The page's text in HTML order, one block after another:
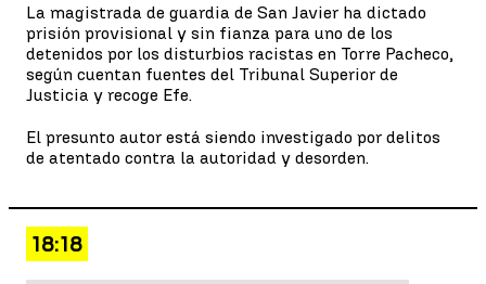
La magistrada de guardia de San Javier ha dictado
prisión provisional y sin fianza para uno de los
detenidos por los disturbios racistas en Torre Pacheco,
según cuentan fuentes del Tribunal Superior de
Justicia y recoge Efe.
El presunto autor está siendo investigado por delitos
de atentado contra la autoridad y desorden.
18:18